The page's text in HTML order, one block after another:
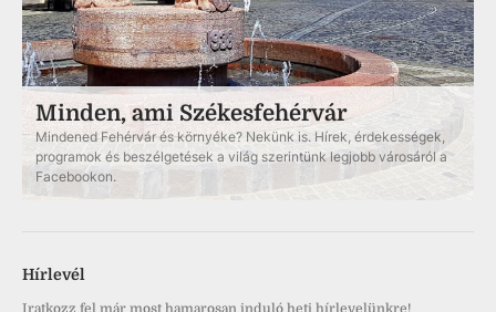
Minden, ami Székesfehérvár
Mindened Fehérvár és környéke? Nekünk is. Hírek, érdekességek,
programok és beszélgetések a világ szerintünk legjobb városáról a
Facebookon.
Hírlevél
Iratkozz fel már most hamarosan induló heti hírlevelünkre!